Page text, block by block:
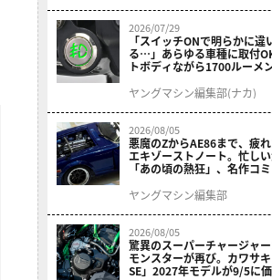
2026/07/29
「スイッチONで明らかに違
る…」あらゆる車種に取付
トボディながら1700ルーメ
ニット プレシャスレイ スモ
ヤングマシン編集部(ナカ)
2026/08/05
悪魔のZからAE86まで、疲
エキゾーストノート。忙し
「あの頃の熱狂」、名作コ
結！
ヤングマシン編集部
2026/08/05
驚異のスーパーチャージャ
モンスターが再び。カワサ
SE」2027年モデルが9/5に